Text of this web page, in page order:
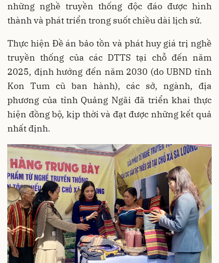
những nghề truyền thống độc đáo được hình
thành và phát triển trong suốt chiều dài lịch sử.
Thực hiện Đề án bảo tồn và phát huy giá trị nghề
truyền thống của các DTTS tại chỗ đến năm
2025, định hướng đến năm 2030 (do UBND tỉnh
Kon Tum cũ ban hành), các sở, ngành, địa
phương của tỉnh Quảng Ngãi đã triển khai thực
hiện đồng bộ, kịp thời và đạt được những kết quả
nhất định.